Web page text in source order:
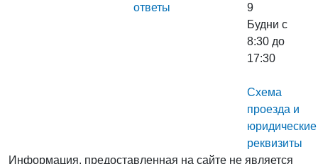
ответы
9
Будни с
8:30 до
17:30
Схема
проезда и
юридические
реквизиты
Информация, предоставленная на сайте не является